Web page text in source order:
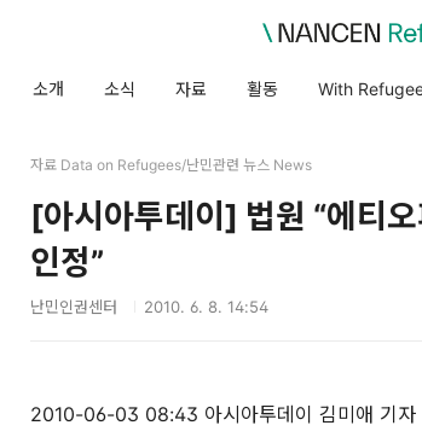
소개 소식 자료 활동 With
자료 Data on Refugees/난민관련 뉴스 News
[아시아투데이] 법원 “에티
인정”
난민인권센터 2010. 6. 8. 14:54
2010-06-03 08:43 아시아투데이 김미애 기자